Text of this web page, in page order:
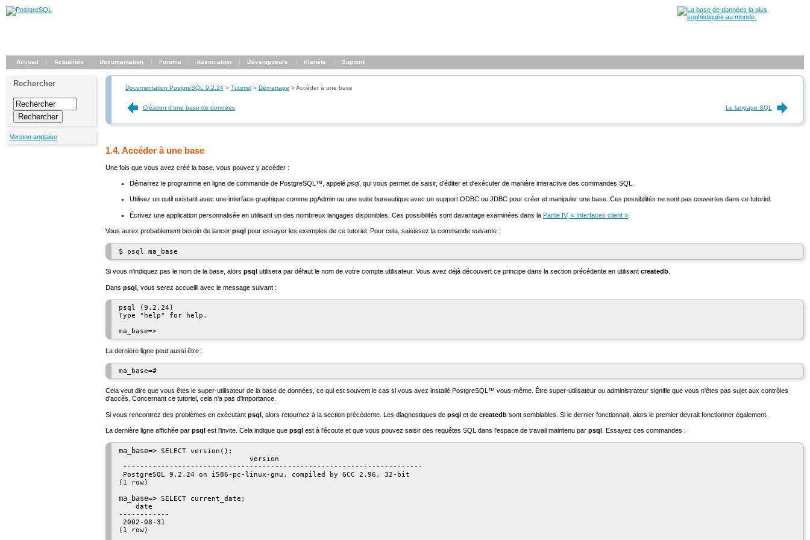
Accueil Actualités Documentation Forums Association Développeurs Planète Support
Rechercher
Version anglaise
Documentation PostgreSQL 9.2.24> Tutoriel> Démarrage >Accéder à une base
Création d'une base de données Le langage SQL
1.4. Accéder à une base
Une fois que vous avez créé la base, vous pouvez y accéder :
Démarrez le programme en ligne de commande de PostgreSQL ™, appelé psql, qui vous permet de saisir, d'éditer et d'exécuter de manière interactive des commandes SQL
Utilisez un outil existant avec une interface graphique comme pgAdmin ou une suite bureautique avec un support ODBC ou JDBC pour créer et manipuler une base. Ces possibilités ne sont pas couvertes dans ce tutoriel.
Écrivez une application personnalisée en utilisant un des nombreux langages disponibles. Ces possibilités sont davantage examinées dans la Partie IV, « Interfaces client »
Vous aurez probablement besoin de lancer psql pour essayer les exemples de ce tutoriel. Pour cela, saisissez la commande suivante :
$ psql ma_base
Si vous n'indiquez pas le nom de la base, alors psql utilisera par défaut le nom de votre compte utilisateur. Vous avez déjà découvert ce principe dans la section précédente en utilisant createdb
Dans psql , vous serez accueilli avec le message suivant :
psql (9.2.24)
Type "help" for help.
ma_base=>
La dernière ligne peut aussi être :
ma_base=#
Cela veut dire que vous êtes le super-utilisateur de la base de données, ce qui est souvent le cas si vous avez installé PostgreSQL™ vous-même. Être super-utilisateur ou administrateur signifie que vous n'êtes pas sujet aux contrôles
d'accès. Concernant ce tutoriel, cela n'a pas d'importance.
Si vous rencontrez des problèmes en exécutant psql , alors retournez à la section précédente. Les diagnostiques de psql et de createdb sont semblables. Si le dernier fonctionnait, alors le premier devrait fonctionner également.
La dernière ligne affichée par psql est l'invite. Cela indique que psql est à l'écoute et que vous pouvez saisir des requêtes SQL dans l'espace de travail maintenu par psql . Essayez ces commandes :
ma_base=> SELECT version();
                               version
-----------------------------------------------------------------------
PostgreSQL 9.2.24 on i586-pc-linux-gnu, compiled by GCC 2.96, 32-bit
(1 row)
ma_base=> SELECT current_date;
    date
------------
2002-08-31
(1 row)